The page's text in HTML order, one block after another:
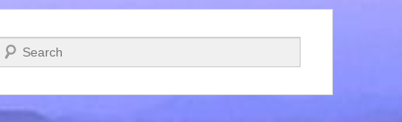
Pesquisar…